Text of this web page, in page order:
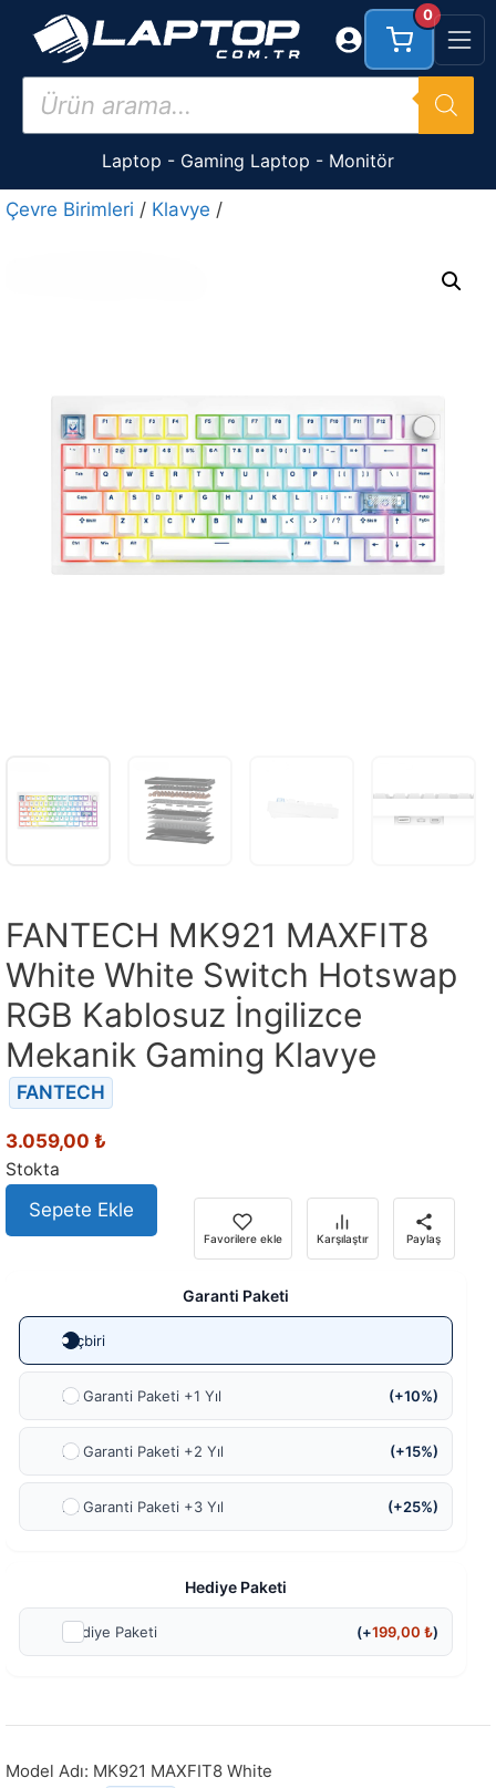
İçeriğe
Products
search
Laptop - Gaming Laptop - Monitör
0
Çevre Birimleri / Klavye /
FANTECH MK921 MAXFIT8
White White Switch Hotswap
RGB Kablosuz İngilizce
Mekanik Gaming Klavye
FANTECH
3.059,00 ₺
Stokta
Sepete Ekle
Favorilere ekle Karşılaştır Paylaş
Garanti Paketi
Hiçbiri
Ek Garanti Paketi +1 Yıl (+10%)
Ek Garanti Paketi +2 Yıl (+15%)
Ek Garanti Paketi +3 Yıl (+25%)
Hediye Paketi
Hediye Paketi (+199,00₺)
Model Adı: MK921 MAXFIT8 White